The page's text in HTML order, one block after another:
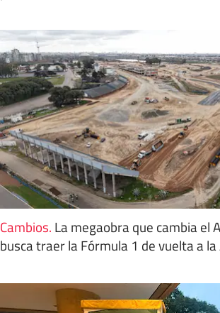
Cambios. La megaobra que cambia el
busca traer la Fórmula 1 de vuelta a